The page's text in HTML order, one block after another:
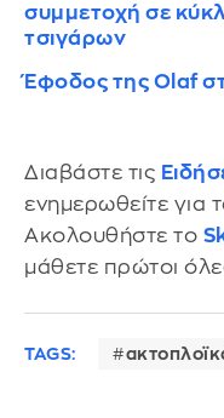
συμμετοχή σε
τσιγάρων
Έφοδος της Olaf
Διαβάστε τις
ενημερωθείτε για
Ακολουθήστε το
μάθετε πρώτοι
TAGS: